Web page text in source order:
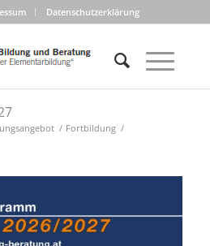
Datenschutzerklärung
/ Fortbildung /